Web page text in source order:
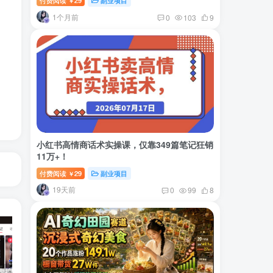
1个月前 0 103 9
小红书高情商话术实操课，仅靠349篇笔记狂销
11万+！
付费阅读 ￥29 副业项目
19天前 0 99 8